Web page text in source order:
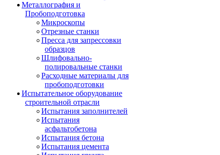
Металлография и
Пробоподготовка
Микроскопы
Отрезные станки
Пресса для запрессовки
образцов
Шлифовально-
полировальные станки
Расходные материалы для
пробоподготовки
Испытательное оборудование
строительной отрасли
Испытания заполнителей
Испытания
асфальтобетона
Испытания бетона
Испытания цемента